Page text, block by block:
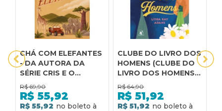
CHÁ COM ELEFANTES
- DA AUTORA DA
SÉRIE CRIS E O
PRIMEIRO LIVRO DA
SÉRIE AMIGAS PELO
MUNDO
R$ 69,90
R$ 55,92
R$ 55,92
CLUBE DO LIVRO DOS
HOMENS (CLUBE DO
LIVRO DOS HOMENS -
LIVRO 1)
R$ 64,90
R$ 51,92
R$ 51,92